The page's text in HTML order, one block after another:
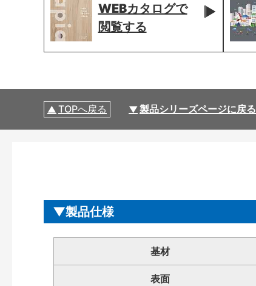
WEBカタログで
閲覧する
TOPへ戻る 製品シリーズページに戻る
製品仕様
基材
表面